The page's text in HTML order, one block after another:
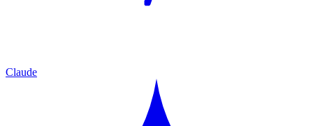
Claude